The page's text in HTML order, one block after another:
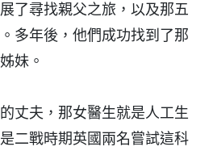
了尋找親父之旅，以及那五
多年後，他們成功找到了那
妹。
丈夫，那女醫生就是人工生
二戰時期英國兩名嘗試這科